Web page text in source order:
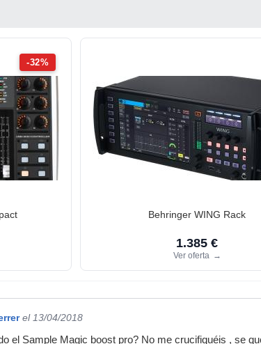
-32%
Behringer WING Rack
1.385 €
Ver oferta →
el 13/04/2018
el Sample Magic boost pro? No me crucifiquéis , se